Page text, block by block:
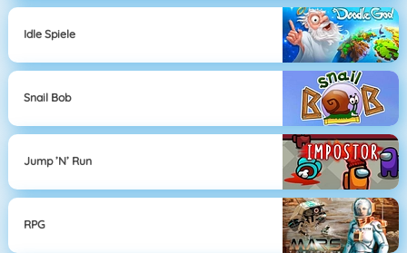
Idle Spiele
Snail Bob
Jump ’n’ Run
RPG